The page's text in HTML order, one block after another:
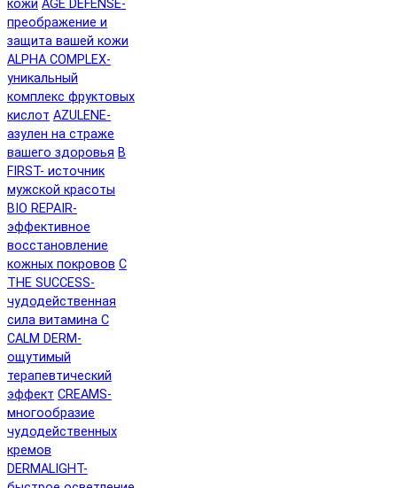
кожи AGE DEFENSE-
преображение и
защита вашей кожи
ALPHA COMPLEX-
уникальный
комплекс фруктовых
кислот AZULENE-
азулен на страже
вашего здоровья B
FIRST- источник
мужской красоты
BIO REPAIR-
эффективное
восстановление
кожных покровов C
THE SUCCESS-
чудодейственная
сила витамина C
CALM DERM-
ощутимый
терапевтический
эффект CREAMS-
многообразие
чудодейственных
кремов
DERMALIGHT-